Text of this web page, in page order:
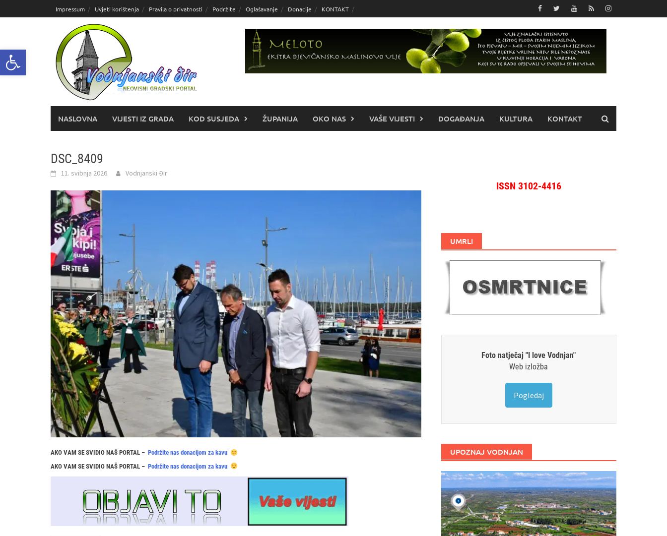
Open toolbar
do
Impressum Uvjeti korištenja Pravila o privatnosti Podržite Oglašavanje Donacije KONTAKT
NASLOVNA VIJESTI IZ GRADA KOD SUSJEDA ŽUPANIJA OKO NAS VAŠE VIJESTI DOGAĐANJA KULTURA KONTAKT
DSC_8409
11. svibnja 2026. Vodnjanski Đir
AKO VAM SE SVIDIO NAŠ PORTAL – Podržite nas donacijom za kavu
AKO VAM SE SVIDIO NAŠ PORTAL – Podržite nas donacijom za kavu
ISSN 3102-4416
UMRLI
Foto natječaj "I love Vodnjan"
Web izložba
Pogledaj
UPOZNAJ VODNJAN